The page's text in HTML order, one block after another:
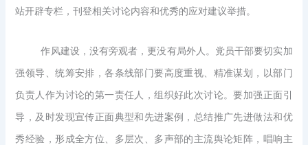
站开辟专栏，刊登相关讨论内容和优秀的应对建议举措。
作风建设，没有旁观者，更没有局外人。党员干部要切实加
强领导、统筹安排，各条线部门要高度重视、精准谋划，以部门
负责人作为讨论的第一责任人，组织好此次讨论。要加强正面引
导，及时发现宣传正面典型和先进案例，总结推广先进做法和优
秀经验，形成全方位、多层次、多声部的主流舆论矩阵，唱响主